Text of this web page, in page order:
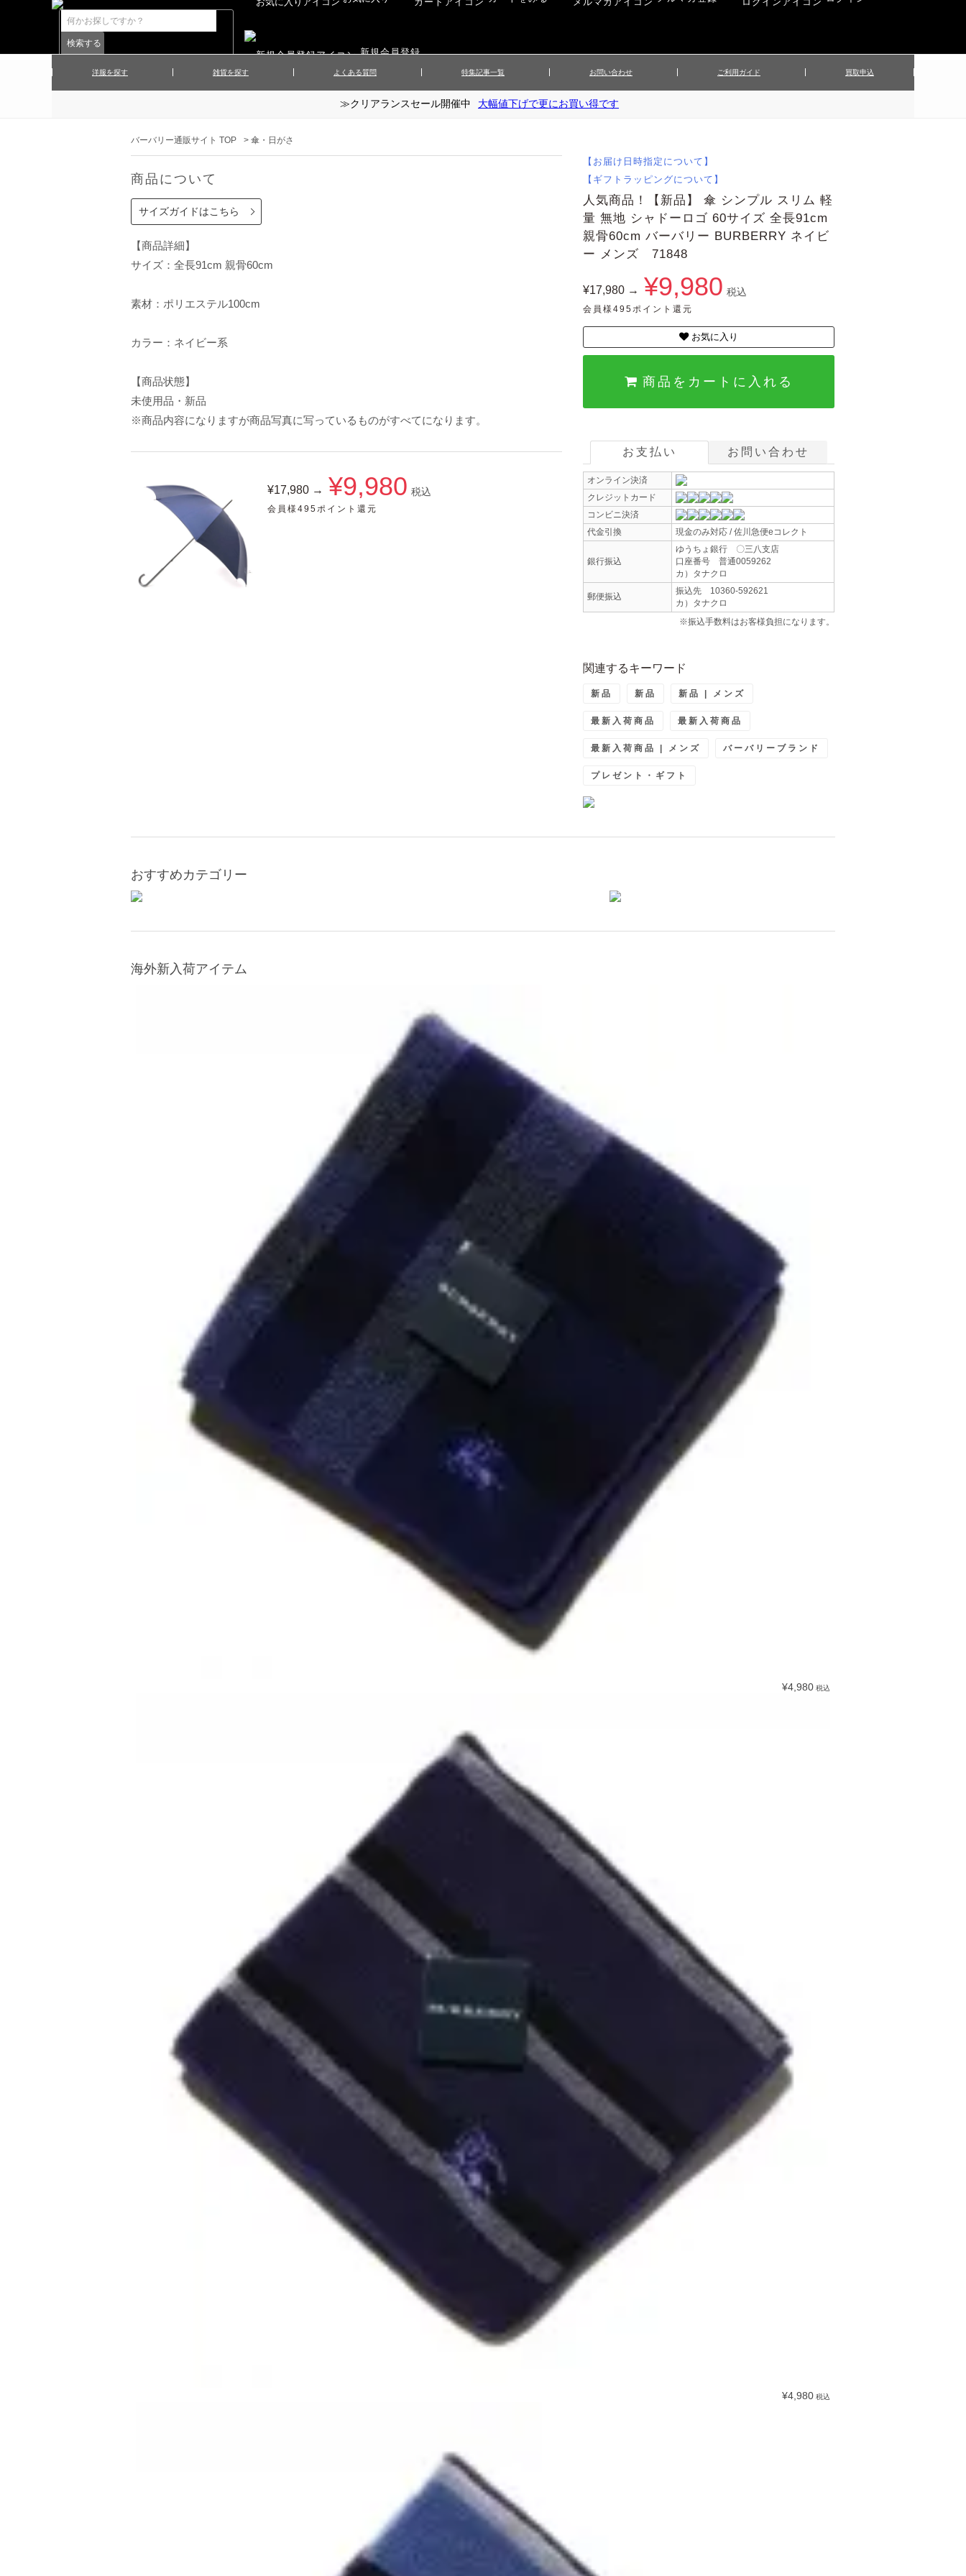
新規会員登録
洋服を探す
▲メンズニット
▲レディースワンピース ▲レディーススカート ▲レディースボトムス
雑貨を探す
▲財布・キーケース
▲アクセサリー ▲靴下・ソックス
▲マフラー／ストール ▲傘／日傘
▲その他
よくある質問 特集記事一覧 お問い合わせ ご利用ガイド 買取申込
≫クリアランスセール開催中 大幅値下げで更にお買い得です
バーバリー通販サイト TOP > 傘・日がさ
商品について
サイズガイドはこちら
【商品詳細】
サイズ：全長91cm 親骨60cm
素材：ポリエステル100cm
カラー：ネイビー系
【商品状態】
未使用品・新品
※商品内容になりますが商品写真に写っているものがすべてになります。
¥17,980 → ¥9,980 税込
会員様495ポイント還元
【お届け日時指定について】
【ギフトラッピングについて】
人気商品！【新品】 傘 シンプル スリム 軽
量 無地 シャドーロゴ 60サイズ 全長91cm
親骨60cm バーバリー BURBERRY ネイビ
ー メンズ 71848
¥17,980 → ¥9,980 税込
会員様495ポイント還元
お気に入り
商品をカートに入れる
お支払い お問い合わせ
オンライン決済
クレジットカード
コンビニ決済
代金引換
現金のみ対応 / 佐川急便eコレクト
銀行振込
ゆうちょ銀行 〇三八支店
口座番号 普通0059262
カ）タナクロ
郵便振込
振込先 10360-592621
カ）タナクロ
※振込手数料はお客様負担になります。
関連するキーワード
新品 新品 新品 | メンズ
最新入荷商品 最新入荷商品
最新入荷商品 | メンズ バーバリーブランド
プレゼント・ギフト
おすすめカテゴリー
海外新入荷アイテム
¥4,980 税込
¥4,980 税込